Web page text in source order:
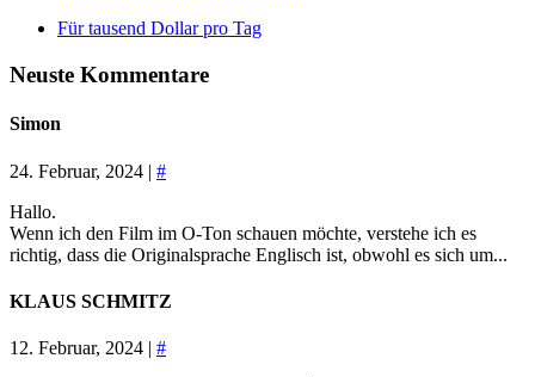
Für tausend Dollar pro Tag
Neuste Kommentare
Simon
24. Februar, 2024 | #
Hallo.
Wenn ich den Film im O-Ton schauen möchte, verstehe ich es
richtig, dass die Originalsprache Englisch ist, obwohl es sich um...
KLAUS SCHMITZ
12. Februar, 2024 | #